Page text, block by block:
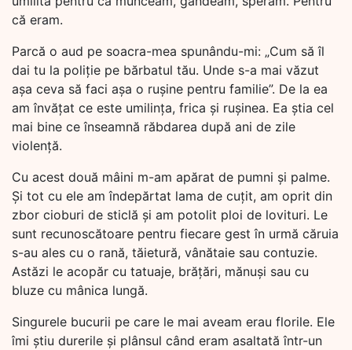
că eram.
Parcă o aud pe soacra-mea spunându-mi: „Cum să îl
dai tu la poliție pe bărbatul tău. Unde s-a mai văzut
așa ceva să faci așa o rușine pentru familie”. De la ea
am învățat ce este umilința, frica și rușinea. Ea știa cel
mai bine ce înseamnă răbdarea după ani de zile
violență.
Cu acest două mâini m-am apărat de pumni și palme.
Și tot cu ele am îndepărtat lama de cuțit, am oprit din
zbor cioburi de sticlă și am potolit ploi de lovituri. Le
sunt recunoscătoare pentru fiecare gest în urmă căruia
s-au ales cu o rană, tăietură, vânătaie sau contuzie.
Astăzi le acopăr cu tatuaje, brățări, mănuși sau cu
bluze cu mânica lungă.
Singurele bucurii pe care le mai aveam erau florile. Ele
îmi știu durerile și plânsul când eram asaltată într-un